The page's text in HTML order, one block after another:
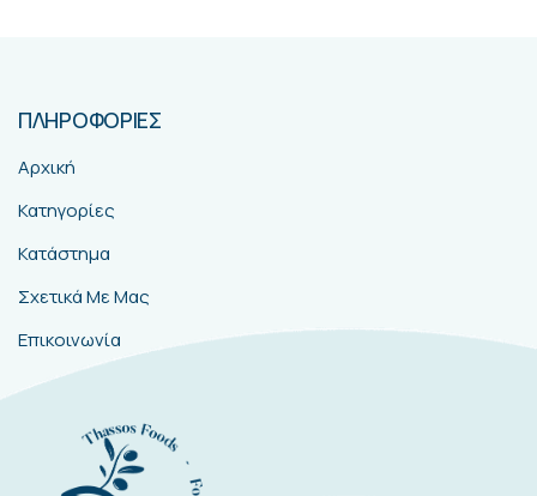
ΠΛΗΡΟΦΟΡΙΕΣ
Αρχική
Κατηγορίες
Κατάστημα
Σχετικά Με Μας
Επικοινωνία